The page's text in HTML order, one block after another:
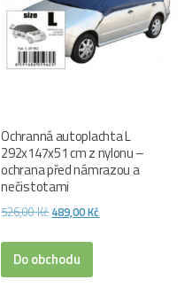
Ochranná autoplachta L
292x147x51 cm z nylonu –
ochrana před námrazou a
nečistotami
526,00KčPůvodní
byla:
526,00 Kč.
489,00KčAktuální
Do obchodu